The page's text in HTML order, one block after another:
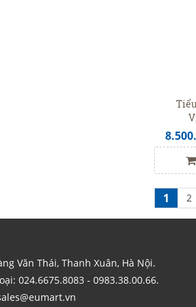
1 2
Văn Thái, Thanh Xuân, Hà Nội.
024.6675.8083 - 0983.38.00.66.